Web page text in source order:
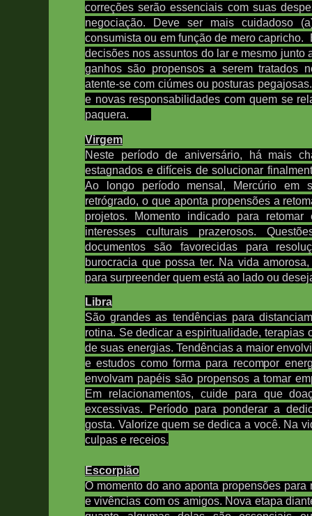
correções serão essenciais com suas
negociação. Deve ser mais cuidadoso
consumista ou em função de mero capricho.
decisões nos assuntos do lar e mesmo junto
ganhos são propensos a serem tratados
atente-se com ciúmes ou posturas
e novas responsabilidades com quem se
paquera.
Virgem
Neste período de aniversário, há mais
estagnados e difíceis de solucionar
Ao longo período mensal, Mercúrio em
retrógrado, o que aponta propensões a
projetos.
Momento indicado para
interesses culturais prazerosos.
documentos são favorecidas para
burocracia que possa ter. Na vida
para surpreender quem está ao lado ou
Libra
São grandes as tendências para
rotina. Se dedicar a espiritualidade, terapias
de suas energias. Tendências a maior
e estudos como forma para recompor
envolvam papéis são propensos a tomar
Em relacionamentos, cuide para que
excessivas. Período para ponderar a
gosta. Valorize quem se dedica a você. Na
culpas e receios.
Escorpião
O momento do ano aponta propensões
e vivências com os amigos.Nova etapa